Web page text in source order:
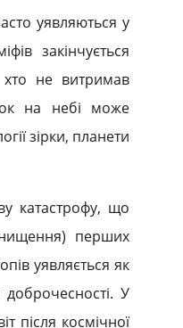
уявляються у
закінчується
не витримав
на небі може
зірки, планети
катастрофу, що
перших
уявляється як
доброчесності. У
після космічної